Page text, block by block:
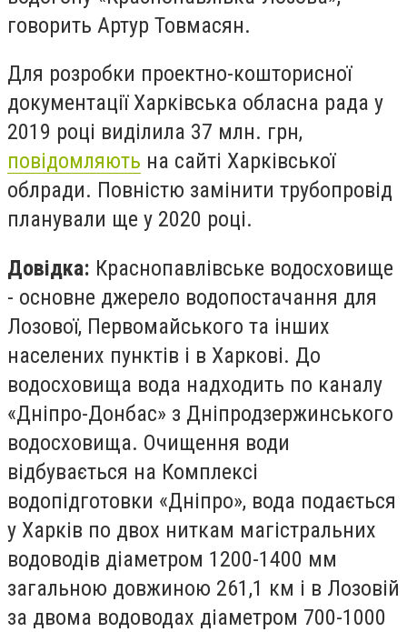
говорить Артур Товмасян.
Для розробки проектно-кошторисної
документації Харківська обласна рада у
2019 році виділила 37 млн. грн,
повідомляють на сайті Харківської
облради. Повністю замінити трубопровід
планували ще у 2020 році.
Довідка: Краснопавлівське водосховище
- основне джерело водопостачання для
Лозової, Первомайського та інших
населених пунктів і в Харкові. До
водосховища вода надходить по каналу
«Дніпро-Донбас» з Дніпродзержинського
водосховища. Очищення води
відбувається на Комплексі
водопідготовки «Дніпро», вода подається
у Харків по двох ниткам магістральних
водоводів діаметром 1200-1400 мм
загальною довжиною 261,1 км і в Лозовій
за двома водоводах діаметром 700-1000